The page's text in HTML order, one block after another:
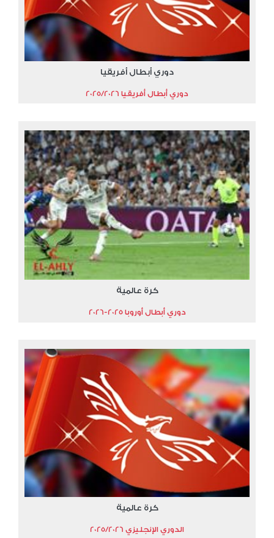
دوري أبطال أفريقيا
دوري أبطال أفريقيا 2025/2026
كرة عالمية
دوري أبطال أوروبا 2025-2026
كرة عالمية
الدوري الإنجليزي 2025/2026